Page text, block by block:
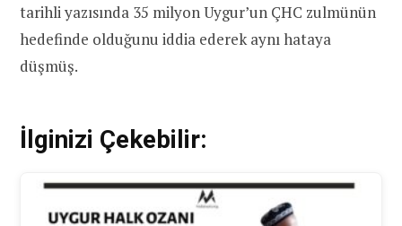
tarihli yazısında 35 milyon Uygur’un ÇHC zulmünün
hedefinde olduğunu iddia ederek aynı hataya
düşmüş.
İlginizi Çekebilir: